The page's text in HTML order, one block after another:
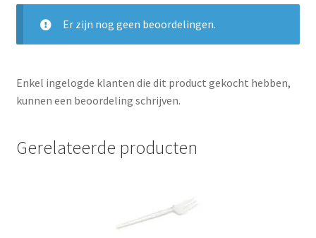
StoverijenEr zijn nog geen beoordelingen.
Enkel ingelogde klanten die dit product gekocht hebben,
kunnen een beoordeling schrijven.
Gerelateerde producten